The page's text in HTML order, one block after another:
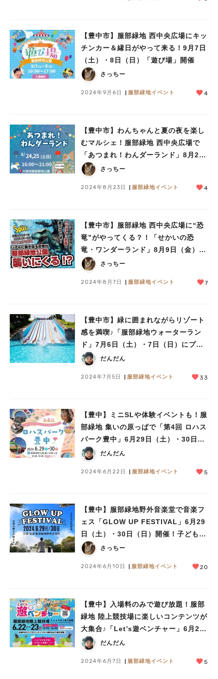
【豊中市】服部緑地 西中央広場にキッ
チンカー＆縁日がやって来る！9月7日
（土）・8日（日）「遊び場」開催
さっちー
2024年9月6日 服部緑地イベント 4
【豊中市】わんちゃんと夏の夜を楽し
むマルシェ！服部緑地 西中央広場で
「あつまれ！わんダーランド」8月24
日（土）・25日（日）開催
さっちー
2024年8月23日 服部緑地イベント 4
【豊中市】服部緑地 西中央広場に“恐
竜”がやってくる？！「せかいの恐
竜・ワンダーランド」8月9日（金）～
11日（日）開催
さっちー
2024年8月7日 服部緑地イベント 7
【豊中市】緑に囲まれながらリゾート
感を満喫♪「服部緑地ウォーターラン
ド」7月6日（土）・7日（日）にプレ
オープン！本オープンは7月13日
（土）から
だんだん
2024年7月5日 服部緑地イベント 33
【豊中】ミニSLや体験イベントも！服
部緑地 集いの原っぱで「第4回 ロハス
パーク豊中」6月29日（土）・30日
（日）開催
だんだん
2024年6月22日 服部緑地イベント 5
【豊中】服部緑地野外音楽堂で音楽フ
ェス「GLOW UP FESTIVAL」6月29
日（土）・30日（日）開催！子ども広
場にキッチンカーも登場
さっちー
2024年6月10日 服部緑地イベント 20
【豊中】入場料のみで遊び放題！服部
緑地 陸上競技場に楽しいコンテンツが
大集合♪「Let’s遊ベンチャー」6月22
日（土）・23日（日）開催
だんだん
2024年6月7日 服部緑地イベント 5